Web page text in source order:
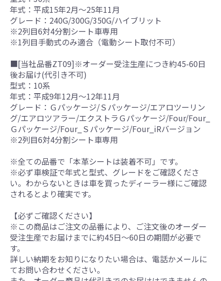
年式：平成15年2月～25年11月
グレード：240G/300G/350G/ハイブリット
※2列目6対4分割シート車専用
※1列目手動式のみ適合（電動シート取付不可）
■[当社品番ZT09]※オーダー受注生産につき約45-60日
後お届け(代引き不可)
型式：10系
年式：平成9年12月～12年11月
グレード：Ｇパッケージ/Ｓパッケージ/エアロツーリン
グ/エアロツアラー/エクストラＧパッケージ/Four/Four_
Ｇパッケージ/Four_Ｓパッケージ/Four_iRバージョン
※2列目6対4分割シート車専用
※全ての品番で「本革シートは装着不可」です。
※必ず車検証で年式と型式、グレードをご確認くださ
い。わからないときは車を買ったディーラー様にご確認
されるとより確実です。
【必ずご確認ください】
※この商品はご注文の品番により、ご注文後のオーダー
受注生産でお届けまでに約45日～60日の期間が必要で
す。
詳しい納期をお知りになりたい場合は、電話かメールに
てお問い合わせください。